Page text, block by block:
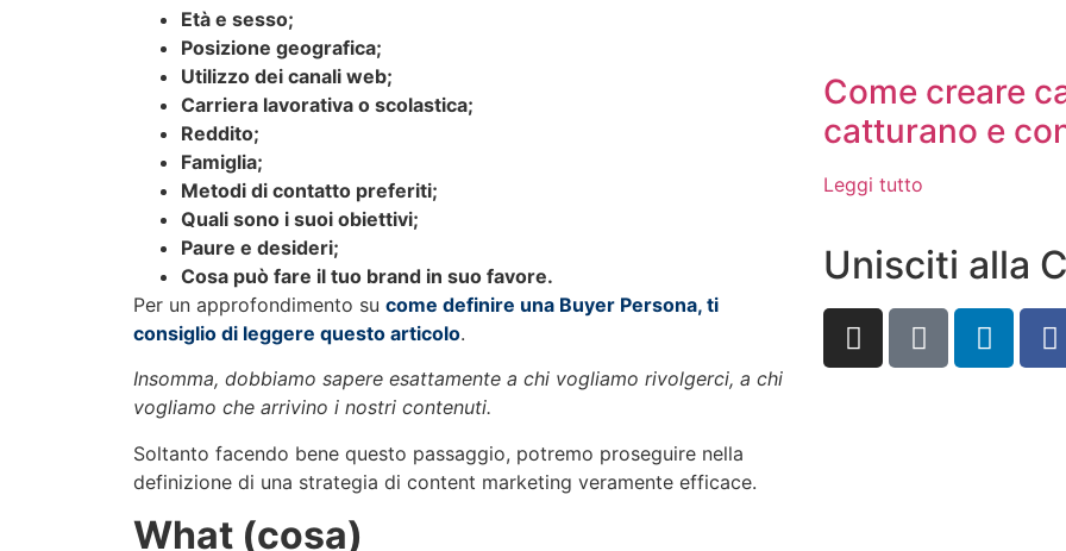
Età e sesso;
Posizione geografica;
Utilizzo dei canali web;
Carriera lavorativa o scolastica;
Reddito;
Famiglia;
Metodi di contatto preferiti;
Quali sono i suoi obiettivi;
Paure e desideri;
Cosa può fare il tuo brand in suo favore.
Per un approfondimento su come definire una Buyer Persona, ti
consiglio di leggere questo articolo.
Insomma, dobbiamo sapere esattamente a chi vogliamo rivolgerci, a chi
vogliamo che arrivino i nostri contenuti.
Soltanto facendo bene questo passaggio, potremo proseguire nella
definizione di una strategia di content marketing veramente efficace.
What (cosa)
Come creare
catturano e
Leggi tutto
Unisciti alla